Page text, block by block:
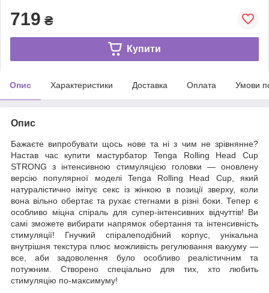
719 ₴
Купити
Опис Характеристики Доставка Оплата Умови
Опис
Бажаєте випробувати щось нове та ні з чим не зрівнянне?
Настав час купити мастурбатор Tenga Rolling Head Cup
STRONG з інтенсивною стимуляцією головки — оновлену
версію популярної моделі Tenga Rolling Head Cup, який
натуралістично імітує секс із жінкою в позиції зверху, коли
вона вільно обертає та рухає стегнами в різні боки. Тепер є
особливо міцна спіраль для супер-інтенсивних відчуттів! Ви
самі зможете вибирати напрямок обертання та інтенсивність
стимуляції! Гнучкий спіралеподібний корпус, унікальна
внутрішня текстура плюс можливість регулювання вакууму —
все, аби задоволення було особливо реалістичним та
потужним. Створено спеціально для тих, хто любить
стимуляцію по-максимуму!